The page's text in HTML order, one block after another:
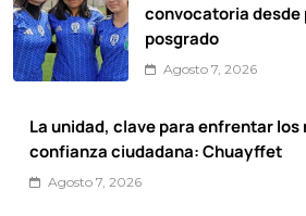
convocatoria desde
posgrado
Agosto 7, 2026
La unidad, clave para enfrentar
confianza ciudadana: Chuayffet
Agosto 7, 2026